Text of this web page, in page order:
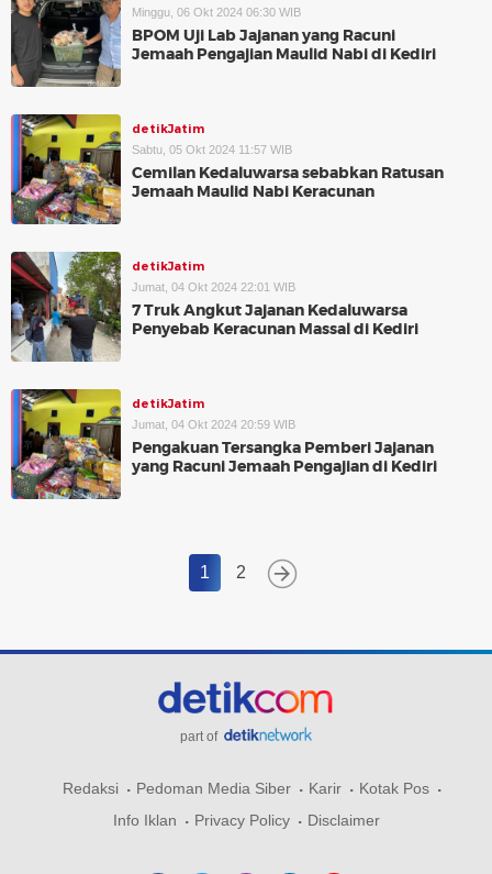
Minggu, 06 Okt 2024 06:30 WIB
BPOM Uji Lab Jajanan yang Racuni
Jemaah Pengajian Maulid Nabi di Kediri
detikJatim
Sabtu, 05 Okt 2024 11:57 WIB
Cemilan Kedaluwarsa sebabkan Ratusan
Jemaah Maulid Nabi Keracunan
detikJatim
Jumat, 04 Okt 2024 22:01 WIB
7 Truk Angkut Jajanan Kedaluwarsa
Penyebab Keracunan Massal di Kediri
detikJatim
Jumat, 04 Okt 2024 20:59 WIB
Pengakuan Tersangka Pemberi Jajanan
yang Racuni Jemaah Pengajian di Kediri
1 2
part of
Redaksi Pedoman Media Siber Karir
Kotak Pos
Info Iklan
Privacy Policy Disclaimer